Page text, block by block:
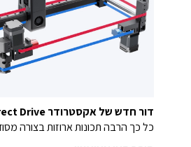
דור חדש של אקסטרודר Direct Drive
כל כך הרבה תכונות ארוזות בצורה